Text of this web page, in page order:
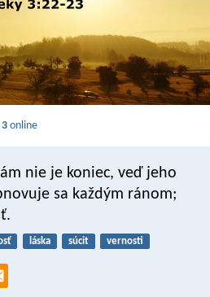
online
nie je koniec, veď jeho
sa každým ránom;
láska súcit vernosti